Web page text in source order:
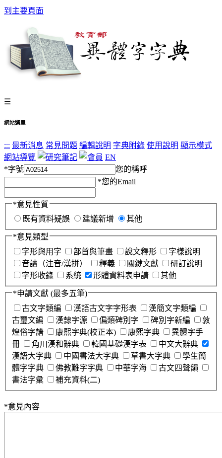
到主要頁面
☰
網站選單
::: 最新消息 常見問題 編輯說明 字典附錄 使用說明 顯示模式
網站導覽
EN
*字號
您的稱呼
*您的Email
*意見性質
既有資料疑誤
建議新增 其他
*意見類型
字形與用字
部首與筆畫 說文釋形
字樣說明
音讀（注音/漢拼）
釋義 關鍵文獻
研訂說明
字形收錄
系統 形體資料表申請 其他
*申請文獻 (最多五筆)
古文字類編
漢語古文字字形表
漢簡文字類編
古璽文編
漢隸字源 偏類碑別字 碑別字新編
敦
煌俗字譜
康熙字典(校正本) 康熙字典
異體字手
冊
角川漢和辭典 韓國基礎漢字表
中文大辭典
漢語大字典
中國書法大字典 草書大字典
學生簡
體字字典
佛教難字字典 中華字海
古文四聲韻
書法字彙
補充資料(二)
*意見內容